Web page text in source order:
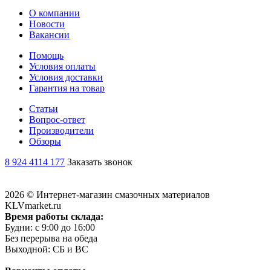
О компании
Новости
Вакансии
Помощь
Условия оплаты
Условия доставки
Гарантия на товар
Статьи
Вопрос-ответ
Производители
Обзоры
8 924 4114 177 Заказать звонок
2026 © Интернет-магазин смазочных материалов
KLVmarket.ru
Время работы склада:
Будни: c 9:00 до 16:00
Без перерыва на обеда
Выходной: СБ и ВС